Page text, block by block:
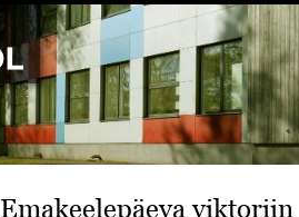
Emakeelepäeva viktoriin